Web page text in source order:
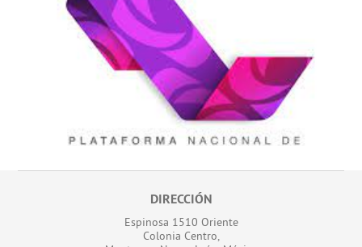
DIRECCIÓN
Espinosa 1510 Oriente
Colonia Centro,